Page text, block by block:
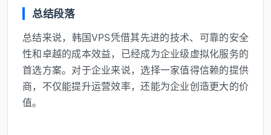
总结段落
总结来说，韩国VPS凭借其先进的技术、可靠的安全
性和卓越的成本效益，已经成为企业级虚拟化服务的
首选方案。对于企业来说，选择一家值得信赖的提供
商，不仅能提升运营效率，还能为企业创造更大的价
值。